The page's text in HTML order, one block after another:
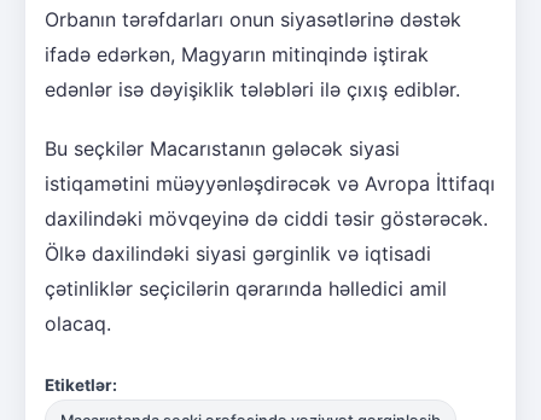
Orbanın tərəfdarları onun siyasətlərinə dəstək
ifadə edərkən, Magyarın mitinqində iştirak
edənlər isə dəyişiklik tələbləri ilə çıxış ediblər.
Bu seçkilər Macarıstanın gələcək siyasi
istiqamətini müəyyənləşdirəcək və Avropa İttifaqı
daxilindəki mövqeyinə də ciddi təsir göstərəcək.
Ölkə daxilindəki siyasi gərginlik və iqtisadi
çətinliklər seçicilərin qərarında həlledici amil
olacaq.
Etiketlər: